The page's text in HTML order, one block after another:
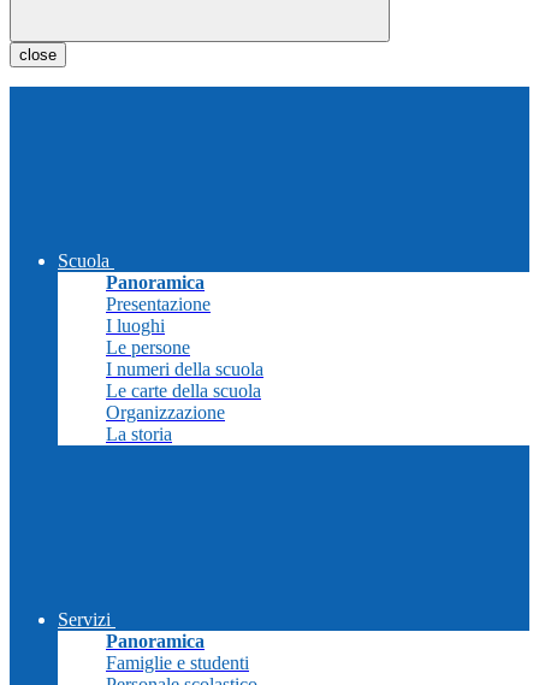
close
Scuola
Panoramica
Presentazione
I luoghi
Le persone
I numeri della scuola
Le carte della scuola
Organizzazione
La storia
Servizi
Panoramica
Famiglie e studenti